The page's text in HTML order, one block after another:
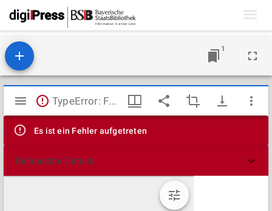
1
Mirador
Viewer
TypeError: Failed to fetch
Es ist ein Fehler aufgetreten
Technische Details